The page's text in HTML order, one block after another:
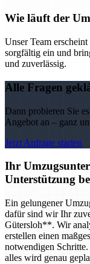
Wie läuft der
Unser Team
sorgfältig ein und
und zuverlässig.
Alle Fragen
Dann probieren Sie
Angebot an – ganz
Jetzt Anfrage starten
Ihr
Unterstützung
Ein gelungener
dafür sind wir Ihr
Gütersloh**. Wir
erstellen einen
notwendigen
alles wird genau